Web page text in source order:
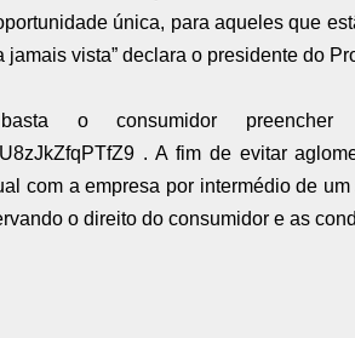
única, para aqueles que
jamais vista” declara o presidente do
o consumidor
. A fim de evitar
com a empresa por intermédio de
o direito do consumidor e as